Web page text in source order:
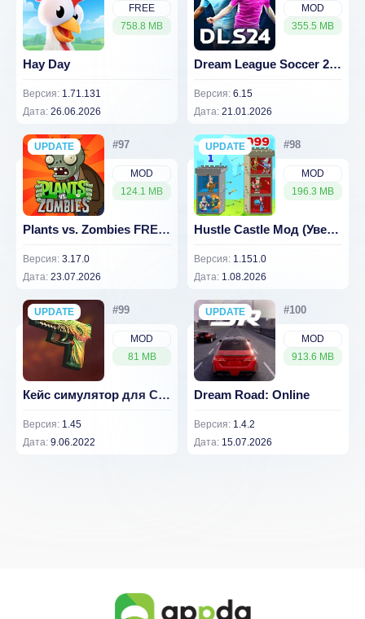
FREE
758.8 MB
Hay Day
Версия: 1.71.131
Дата: 26.06.2026
MOD
355.5 MB
Dream League Soccer 2019 [ВЗЛОМ: Много денег] v 6.15
Версия: 6.15
Дата: 21.01.2026
MOD
124.1 MB
UPDATE
NEW
Plants vs. Zombies FREE v 3.17.0 [ВЗЛОМ: Много монет]
Версия: 3.17.0
Дата: 23.07.2026
MOD
196.3 MB
UPDATE
NEW
Hustle Castle Мод (Увеличена скорость Боя) 1.151.0
Версия: 1.151.0
Дата: 1.08.2026
MOD
81 MB
UPDATE
NEW
Кейс симулятор для Стэндофф 2 [ВЗЛОМ: Много денег] 1.45
Версия: 1.45
Дата: 9.06.2022
MOD
913.6 MB
UPDATE
NEW
Dream Road: Online
Версия: 1.4.2
Дата: 15.07.2026